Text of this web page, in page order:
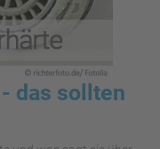
das sollten